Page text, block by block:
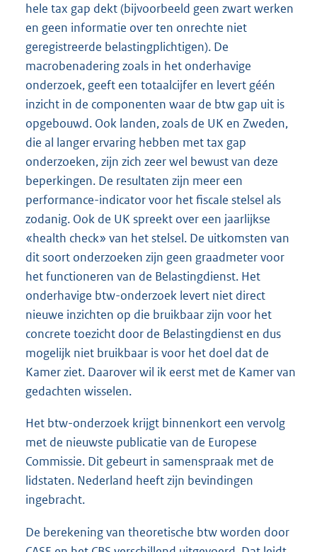
hele tax gap dekt (bijvoorbeeld geen zwart werken
en geen informatie over ten onrechte niet
geregistreerde belastingplichtigen). De
macrobenadering zoals in het onderhavige
onderzoek, geeft een totaalcijfer en levert géén
inzicht in de componenten waar de btw gap uit is
opgebouwd. Ook landen, zoals de UK en Zweden,
die al langer ervaring hebben met tax gap
onderzoeken, zijn zich zeer wel bewust van deze
beperkingen. De resultaten zijn meer een
performance-indicator voor het fiscale stelsel als
zodanig. Ook de UK spreekt over een jaarlijkse
«health check» van het stelsel. De uitkomsten van
dit soort onderzoeken zijn geen graadmeter voor
het functioneren van de Belastingdienst. Het
onderhavige btw-onderzoek levert niet direct
nieuwe inzichten op die bruikbaar zijn voor het
concrete toezicht door de Belastingdienst en dus
mogelijk niet bruikbaar is voor het doel dat de
Kamer ziet. Daarover wil ik eerst met de Kamer van
gedachten wisselen.
Het btw-onderzoek krijgt binnenkort een vervolg
met de nieuwste publicatie van de Europese
Commissie. Dit gebeurt in samenspraak met de
lidstaten. Nederland heeft zijn bevindingen
ingebracht.
De berekening van theoretische btw worden door